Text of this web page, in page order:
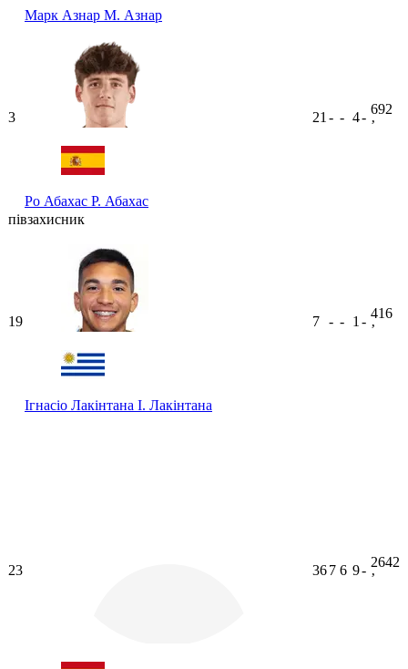
Марк Азнар М. Азнар
3
Ро Абахас Р. Абахас
21 - - 4-
692
ʼ
півзахисник
19
Ігнасіо Лакінтана І. Лакінтана
7 - - 1 -
416
ʼ
23 367 6 9-
2642
ʼ